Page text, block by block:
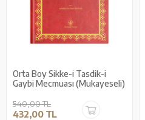
Orta Boy Sikke-i Tasdik-i
Gaybi Mecmuası (Mukayeseli)
540,00 TL
432,00 TL